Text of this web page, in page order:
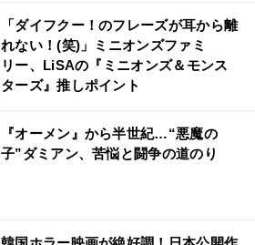
「ダイフクー！のフレーズが耳から離
れない！(笑)」ミニオンズファミ
リー、LiSAの『ミニオンズ＆モンス
ターズ』推しポイント
『オーメン』から半世紀…“悪魔の
子”ダミアン、苦悩と闘争の道のり